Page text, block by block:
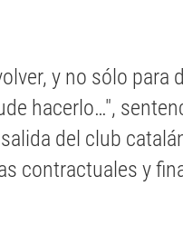
y no sólo para
hacerlo…",
del club
contractuales y